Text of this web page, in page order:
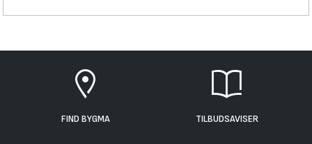
FIND BYGMA TILBUDSAVISER